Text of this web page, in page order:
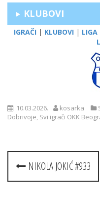
KLUBOVI
IGRAČI | KLUBOVI | LIGA
10.03.2026. kosarka
Dobrivoje, Svi igrači OKK
Post
navigation
NIKOLA JOKIĆ #933